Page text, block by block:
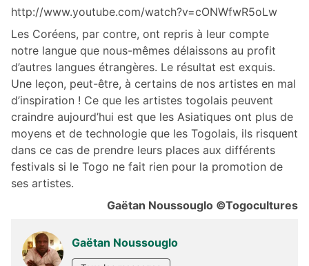
http://www.youtube.com/watch?v=cONWfwR5oLw
Les Coréens, par contre, ont repris à leur compte
notre langue que nous-mêmes délaissons au profit
d’autres langues étrangères. Le résultat est exquis.
Une leçon, peut-être, à certains de nos artistes en mal
d’inspiration ! Ce que les artistes togolais peuvent
craindre aujourd’hui est que les Asiatiques ont plus de
moyens et de technologie que les Togolais, ils risquent
dans ce cas de prendre leurs places aux différents
festivals si le Togo ne fait rien pour la promotion de
ses artistes.
Gaëtan Noussouglo ©Togocultures
Gaëtan Noussouglo